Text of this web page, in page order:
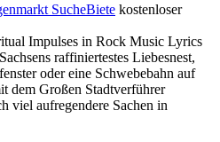
SucheBiete kostenloser
Impulses in Rock Music Lyrics
Sachsens raffiniertestes Liebesnest,
oder eine Schwebebahn auf
dem Großen Stadtverführer
viel aufregendere Sachen in